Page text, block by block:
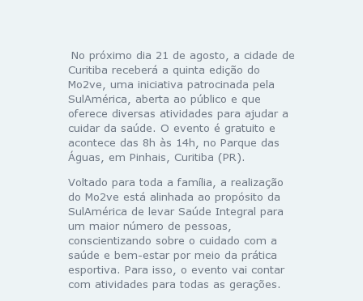
No próximo dia 21 de agosto, a cidade de
Curitiba receberá a quinta edição do
Mo2ve, uma iniciativa patrocinada pela
SulAmérica, aberta ao público e que
oferece diversas atividades para ajudar a
cuidar da saúde. O evento é gratuito e
acontece das 8h às 14h, no Parque das
Águas, em Pinhais, Curitiba (PR).
Voltado para toda a família, a realização
do Mo2ve está alinhada ao propósito da
SulAmérica de levar Saúde Integral para
um maior número de pessoas,
conscientizando sobre o cuidado com a
saúde e bem-estar por meio da prática
esportiva. Para isso, o evento vai contar
com atividades para todas as gerações.